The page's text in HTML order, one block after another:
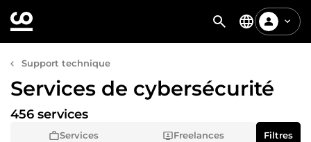
Support technique
Services de cybersécurité
Services Freelances
456 services
Filtres